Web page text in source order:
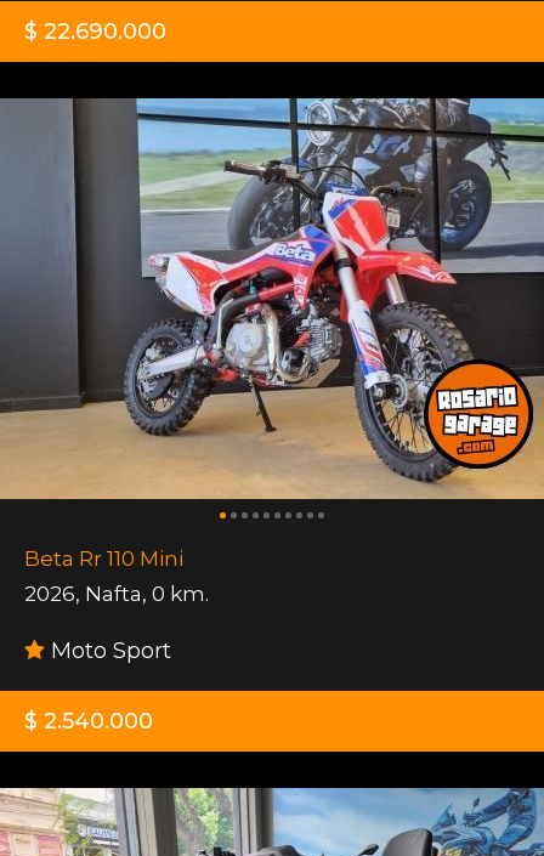
$ 22.690.000
Beta Rr 110 Mini
2026, Nafta, 0 km.
Moto Sport
$ 2.540.000